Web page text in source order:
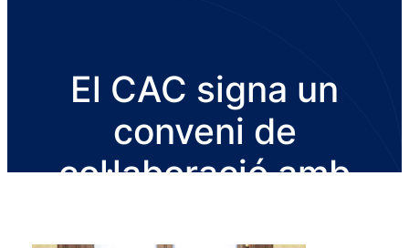
El CAC signa un
conveni de
col·laboració amb